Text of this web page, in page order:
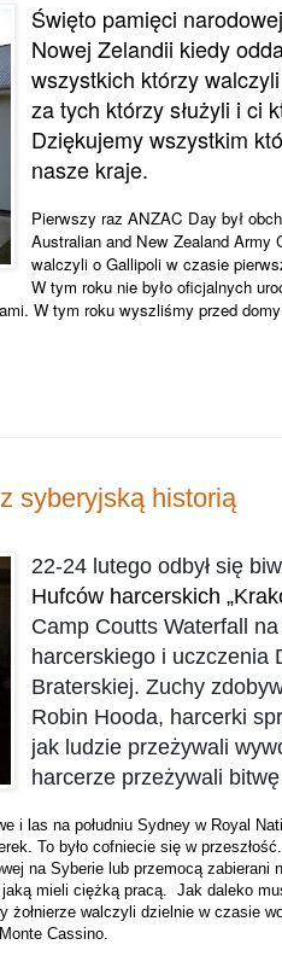
Święto pamięci
Nowej Zelandii kiedy
wszystkich którzy
za tych którzy służyli i ci
Dziękujemy wszystkim
nasze kraje.
Pierwszy raz ANZAC Day był
Australian and New Zealand Army
walczyli o Gallipoli w czasie
W tym roku nie było oficjalnych
W tym roku wyszliśmy przed
syberyjską historią
22-24 lutego odbył się
Hufców harcerskich
Camp Coutts Waterfall
harcerskiego i uczczenia
Braterskiej. Zuchy
Robin Hooda, harcerki
jak ludzie przeżywali
harcerze przeżywali
i las na południu Sydney w Royal
To było cofniecie się w przeszłość.
na Syberie lub przemocą zabierani
mieli ciężką pracą.
Jak daleko
żołnierze walczyli dzielnie w czasie
Cassino.